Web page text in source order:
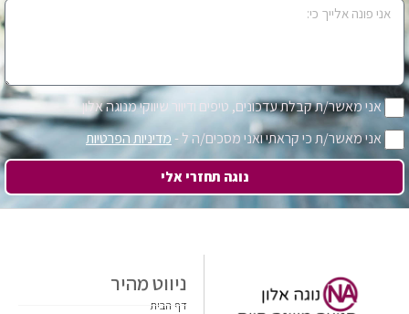
אני מאשר/ת קבלת עדכונים, טיפים ודיוור שיווקי מנוגה אלון
אני מאשר/ת כי קראתי ואני מסכים/ה ל -מדיניות הפרטיות
נוגה תחזרי אלי
ניווט מהיר
דף הבית